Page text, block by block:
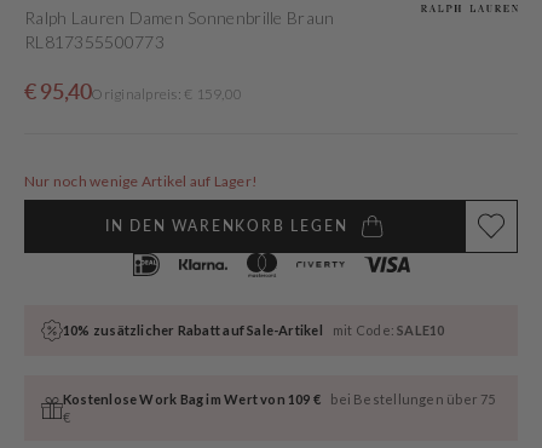
Ralph Lauren Damen Sonnenbrille Braun
RL817355500773
Verkaufspreis
€ 95,40
NormalerOriginalpreis: € 159,00
Nur noch wenige Artikel auf Lager!
IN DEN WARENKORB LEGEN
10% zusätzlicher Rabatt auf Sale-Artikel mit Code:SALE10
Kostenlose Work Bag im Wert von 109 €
bei Bestellungen über 75
€